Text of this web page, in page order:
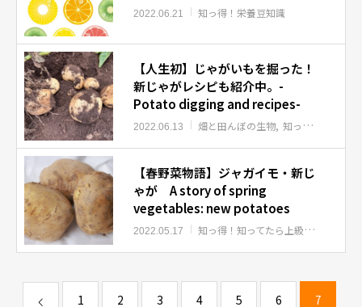
2022.06.21 知っ得！栄養豆知識
【人生初】じゃがいもを掘った！
新じゃがレシピも紹介中。-
Potato digging and recipes-
2022.06.13 畑と田んぼの生物 知っ得！春野菜
【春野菜物語】ジャガイモ・新じ
ゃが A story of spring
vegetables: new potatoes
2022.05.17 知っ得！知ってたら上級者
1 2 3 4 5 6 7